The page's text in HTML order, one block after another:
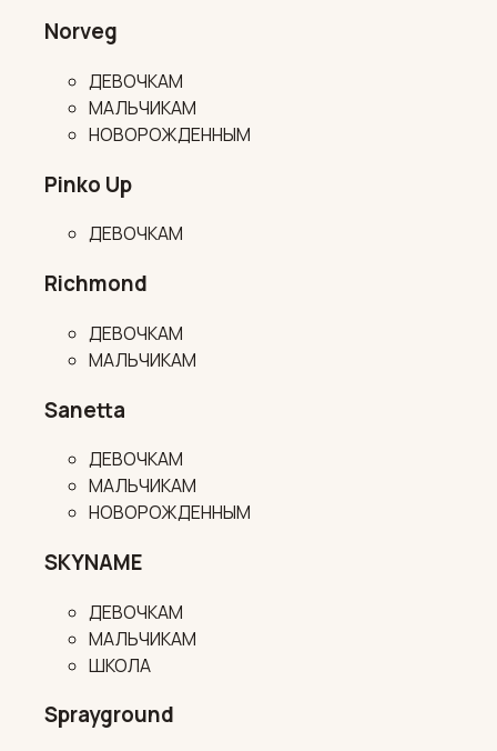
Norveg
ДЕВОЧКАМ
МАЛЬЧИКАМ
НОВОРОЖДЕННЫМ
Pinko Up
ДЕВОЧКАМ
Richmond
ДЕВОЧКАМ
МАЛЬЧИКАМ
Sanetta
ДЕВОЧКАМ
МАЛЬЧИКАМ
НОВОРОЖДЕННЫМ
SKYNAME
ДЕВОЧКАМ
МАЛЬЧИКАМ
ШКОЛА
Sprayground